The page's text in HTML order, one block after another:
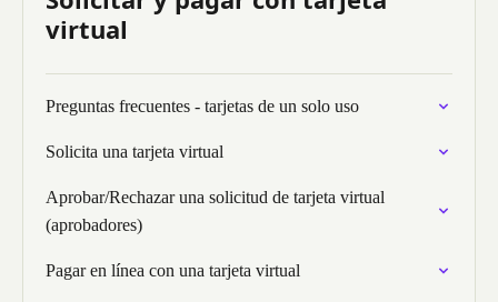
virtual
Preguntas frecuentes - tarjetas de un solo uso
Solicita una tarjeta virtual
Aprobar/Rechazar una solicitud de tarjeta virtual
(aprobadores)
Pagar en línea con una tarjeta virtual